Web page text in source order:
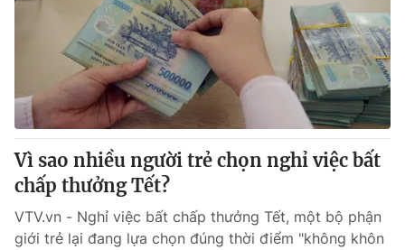
Vì sao nhiều người trẻ chọn nghỉ việc bất
chấp thưởng Tết?
VTV.vn - Nghỉ việc bất chấp thưởng Tết, một bộ phận
giới trẻ lại đang lựa chọn đúng thời điểm "không khôn